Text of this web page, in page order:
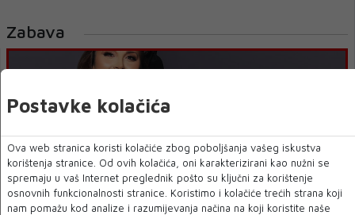
Zabava
Postavke kolačića
Ova web stranica koristi kolačiće zbog poboljšanja vašeg iskustva
korištenja stranice. Od ovih kolačića, oni karakterizirani kao nužni se
spremaju u vaš Internet preglednik pošto su ključni za korištenje
osnovnih funkcionalnosti stranice. Koristimo i kolačiće trećih strana koji
nam pomažu kod analize i razumijevanja načina na koji koristite naše